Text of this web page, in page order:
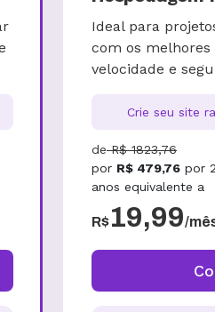
Ideal para
com os melhores
velocidade e
Crie seu site
de R$ 1823,76
por R$ 479,76 por 2
anos equivalente a
R$19,99/